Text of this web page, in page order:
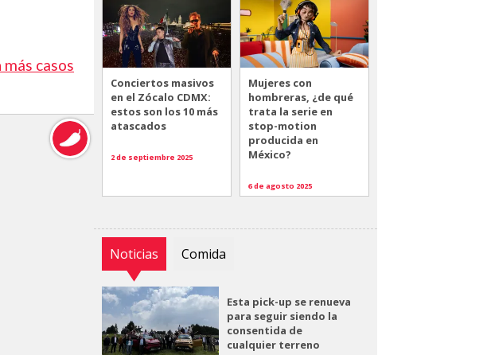
casos
Conciertos masivos
en el Zócalo CDMX:
estos son los 10 más
atascados
2 de septiembre 2025
Mujeres con
hombreras, ¿de qué
trata la serie en
stop-motion
producida en
México?
6 de agosto 2025
Noticias Comida
Esta pick-up se renueva
para seguir siendo la
consentida de
cualquier terreno